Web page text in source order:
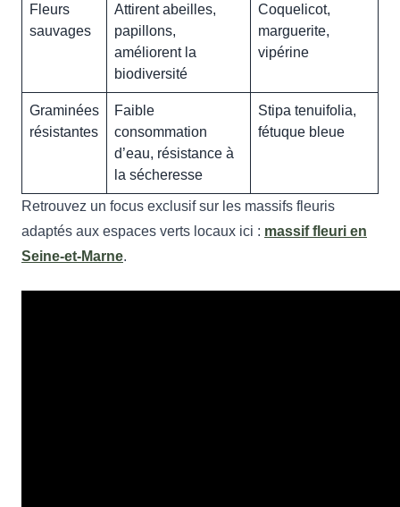
Fleurs
sauvages
Attirent abeilles,
papillons,
améliorent la
biodiversité
Coquelicot,
marguerite,
vipérine
Graminées
résistantes
Faible
consommation
d’eau, résistance à
la sécheresse
Stipa tenuifolia,
fétuque bleue
Retrouvez un focus exclusif sur les massifs fleuris
adaptés aux espaces verts locaux ici : massif fleuri en
Seine-et-Marne.